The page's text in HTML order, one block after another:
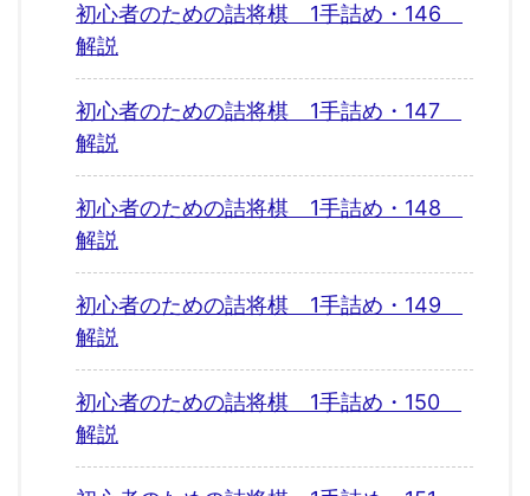
初心者のための詰将棋 1手詰め・146
解説
初心者のための詰将棋 1手詰め・147
解説
初心者のための詰将棋 1手詰め・148
解説
初心者のための詰将棋 1手詰め・149
解説
初心者のための詰将棋 1手詰め・150
解説